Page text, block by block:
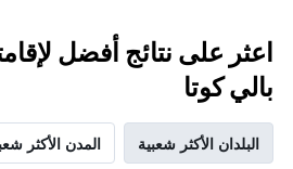
اعثر على نتائج أفضل
بالي كوتا
البلدان الأكثر شعبية المدن الأكثر